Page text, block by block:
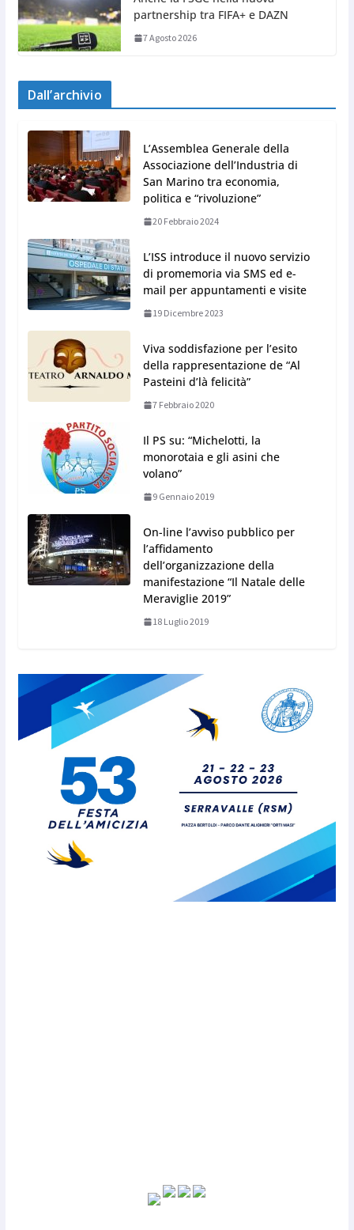
partnership tra FIFA+ e DAZN
7 Agosto 2026
Dall’archivio
L’Assemblea Generale della
Associazione dell’Industria di
San Marino tra economia,
politica e “rivoluzione”
20 Febbraio 2024
L’ISS introduce il nuovo servizio
di promemoria via SMS ed e-
mail per appuntamenti e visite
19 Dicembre 2023
Viva soddisfazione per l’esito
della rappresentazione de “Al
Pasteini d’là felicità”
7 Febbraio 2020
Il PS su: “Michelotti, la
monorotaia e gli asini che
volano”
9 Gennaio 2019
On-line l’avviso pubblico per
l’affidamento
dell’organizzazione della
manifestazione “Il Natale delle
Meraviglie 2019”
18 Luglio 2019